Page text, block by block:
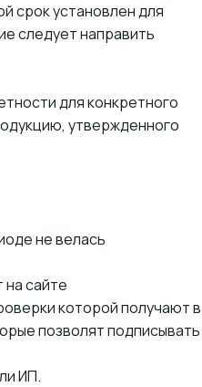
срок установлен для
следует направить
для конкретного
утвержденного
не велась
сайте
которой получают в
позволят подписывать
ИП.